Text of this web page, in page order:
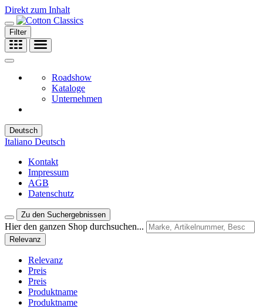
Direkt zum Inhalt
Filter
Roadshow
Kataloge
Unternehmen
Deutsch
Italiano Deutsch
Kontakt
Impressum
AGB
Datenschutz
Zu den Suchergebnissen
Hier den ganzen Shop durchsuchen...
Relevanz
Relevanz
Preis
Preis
Produktname
Produktname